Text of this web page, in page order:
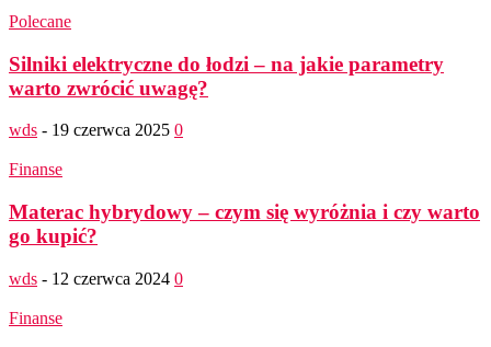
Polecane
Silniki elektryczne do łodzi – na jakie parametry
warto zwrócić uwagę?
wds - 19 czerwca 2025 0
Finanse
Materac hybrydowy – czym się wyróżnia i czy warto
go kupić?
wds - 12 czerwca 2024 0
Finanse